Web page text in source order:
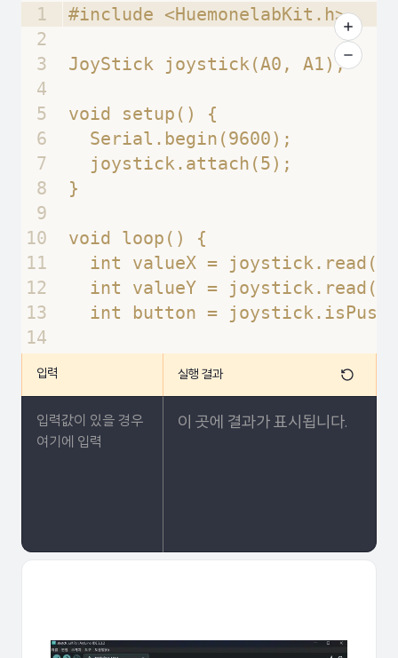
1
2
3
4
5
6
7
8
9
10
11
12
13
14
15
17
18
23
#include <HuemonelabKit.h>
JoyStick joystick(A0, A1);
void setup() {
  Serial.begin(9600);
  joystick.attach(5);
}
void loop() {
int valueX =
int valueY =
int button =
  Serial.print("x축:");
  Serial.print(" ");
  Serial.print("y축:");
  delay(100);
입력 실행 결과
이 곳에 결과가 표시됩니다.